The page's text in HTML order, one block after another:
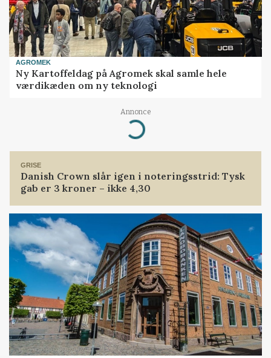
AGROMEK
Ny Kartoffeldag på Agromek skal samle hele
værdikæden om ny teknologi
Annonce
Loading...
GRISE
Danish Crown slår igen i noteringsstrid: Tysk
gab er 3 kroner – ikke 4,30